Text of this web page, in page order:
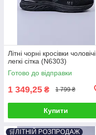
Літні чорні кросівки чоловічі
легкі сітка (N6303)
Готово до відправки
1 349,25 ₴ 1 799 ₴
Купити
🛒ЛІТНІЙ РОЗПРОДАЖ